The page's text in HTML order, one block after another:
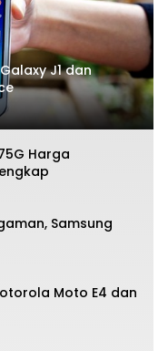
J1 dan
Harga
Samsung
Moto E4 dan